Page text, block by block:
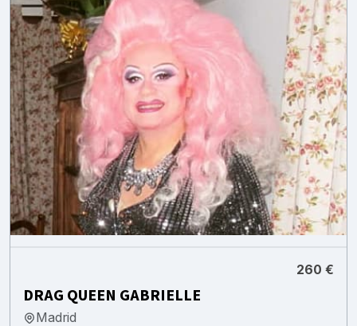
260 €
DRAG QUEEN GABRIELLE
Madrid